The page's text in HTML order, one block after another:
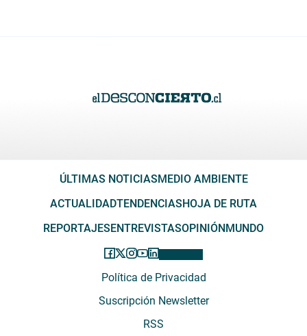
ÚLTIMAS NOTICIASMEDIO AMBIENTE
ACTUALIDADTENDENCIASHOJA DE RUTA
REPORTAJESENTREVISTASOPINIÓNMUNDO
Política de Privacidad
Suscripción Newsletter
RSS